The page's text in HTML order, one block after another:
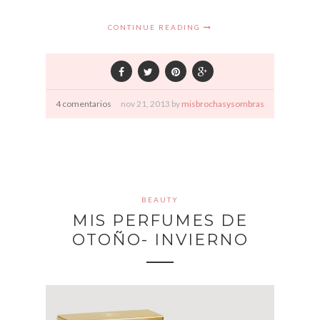
CONTINUE READING
4 comentarios nov21, 2013 by misbrochasysombras
BEAUTY
MIS PERFUMES DE
OTOÑO- INVIERNO